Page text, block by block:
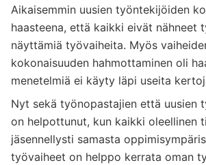
Aikaisemmin uusien työntekijöiden
haasteena, että kaikki eivät nähneet
näyttämiä työvaiheita. Myös
kokonaisuuden hahmottaminen oli
menetelmiä ei käyty läpi useita
Nyt sekä työnopastajien että uusien
on helpottunut, kun kaikki oleellinen
jäsennellysti samasta
työvaiheet on helppo kerrata oman